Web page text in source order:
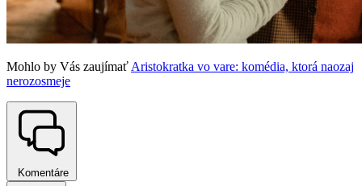
Mohlo by Vás zaujímaťAristokratka vo vare: komédia, ktorá naozaj
nerozosmeje
Komentáre